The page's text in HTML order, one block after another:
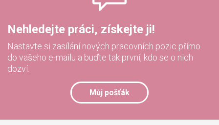
Nehledejte práci, získejte ji!
Nastavte si zasílání nových pracovních pozic přímo
do vašeho e-mailu a buďte tak první, kdo se o nich
dozví.
Můj pošťák